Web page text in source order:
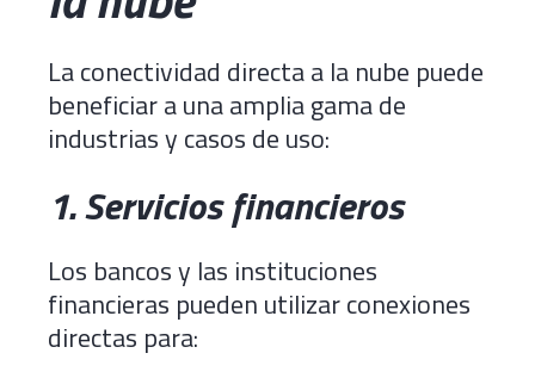
La conectividad directa a la nube puede
beneficiar a una amplia gama de
industrias y casos de uso:
1. Servicios financieros
Los bancos y las instituciones
financieras pueden utilizar conexiones
directas para: